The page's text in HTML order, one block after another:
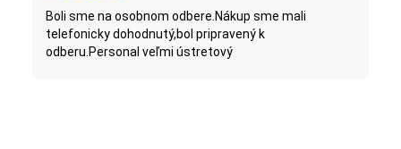
Boli sme na osobnom odbere.Nákup sme mali
telefonicky dohodnutý,bol pripravený k
odberu.Personal veľmi ústretový